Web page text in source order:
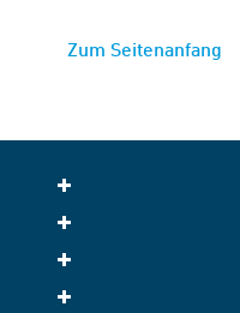
Zum Seitenanfang